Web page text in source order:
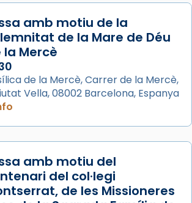
· Share
amb motiu de la
de la Mare de Déu
la Mercè
de la Mercè, Carrer de la Mercè,
Vella, 08002 Barcelona, Espanya
amb motiu del
del col·legi
de les Missioneres